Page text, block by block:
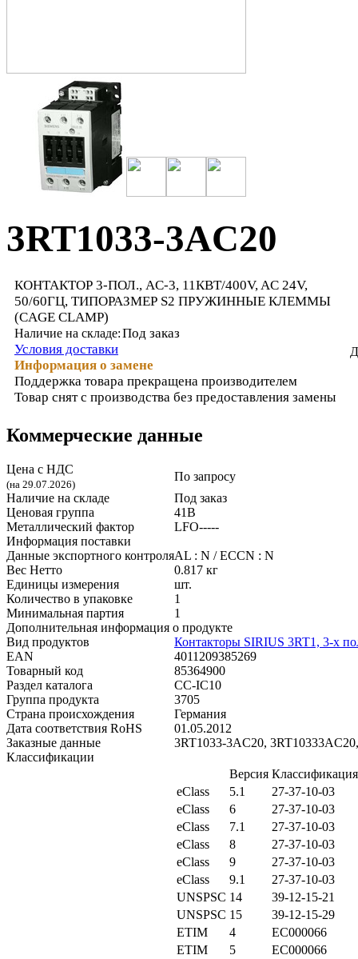
3RT1033-3AC20
КОНТАКТОР 3-ПОЛ., AC-3, 11КВТ/400V, AC 24V,
50/60ГЦ, ТИПОРАЗМЕР S2 ПРУЖИННЫЕ КЛЕММЫ
(CAGE CLAMP)
Наличие на складе:Под заказ
Условия доставки
Информация о замене
Поддержка товара прекращена производителем
Товар снят с производства без предоставления замены
Коммерческие данные
Цена с НДС
(на 29.07.2026)
По запросу
Наличие на складе
Под заказ
Ценовая группа
41B
Металлический фактор
LFO-----
Информация поставки
Данные экспортного контроляAL : N / ECCN : N
Вес Нетто
0.817 кг
Единицы измерения
шт.
Количество в упаковке
1
Минимальная партия
1
Дополнительная информация о продукте
Вид продуктов
Контакторы SIRIUS 3RT1, 3-х
EAN
4011209385269
Товарный код
85364900
Раздел каталога
CC-IC10
Группа продукта
3705
Страна происхождения
Германия
Дата соответствия RoHS
01.05.2012
Заказные данные
3RT1033-3AC20,
Классификации
Версия Классификация
eClass
5.1
27-37-10-03
eClass
6
27-37-10-03
eClass
7.1
27-37-10-03
eClass
8
27-37-10-03
eClass
9
27-37-10-03
eClass
9.1
27-37-10-03
UNSPSC 14
39-12-15-21
UNSPSC 15
39-12-15-29
ETIM
4
EC000066
ETIM
5
EC000066